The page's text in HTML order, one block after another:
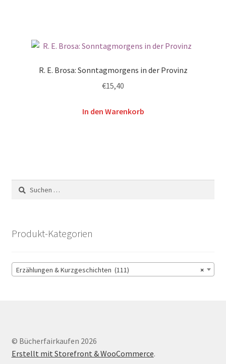
R. E. Brosa: Sonntagmorgens in der Provinz
€15,40
In den Warenkorb
Suchen
nach:
Produkt-Kategorien
×
Erzählungen & Kurzgeschichten (111)
© Bücherfairkaufen 2026
Erstellt mit Storefront & WooCommerce.